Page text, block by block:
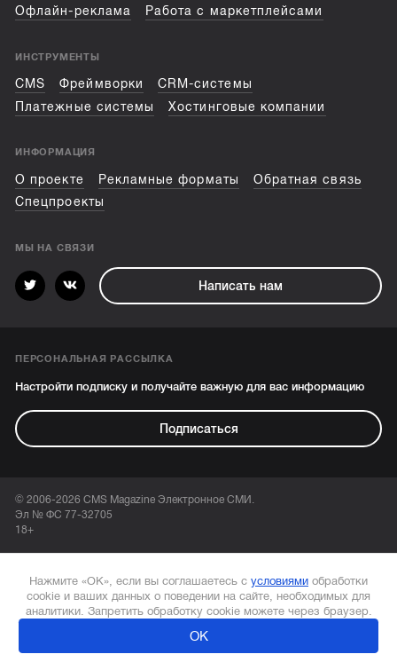
Офлайн-реклама
Работа с маркетплейсами
ИНСТРУМЕНТЫ
CMS Фреймворки
CRM-системы
Платежные системы
Хостинговые компании
ИНФОРМАЦИЯ
О проекте Рекламные форматы
Обратная связь
Спецпроекты
МЫ НА СВЯЗИ
Написать нам
ПЕРСОНАЛЬНАЯ РАССЫЛКА
Настройти подписку и получайте важную для вас информацию
Подписаться
© 2006-2026 CMS Magazine Электронное СМИ.
Эл № ФС 77-32705
18+
Нажмите «ОК», если вы соглашаетесь с условиями обработки
cookie и ваших данных о поведении на сайте, необходимых для
аналитики. Запретить обработку cookie можете через браузер.
ОК